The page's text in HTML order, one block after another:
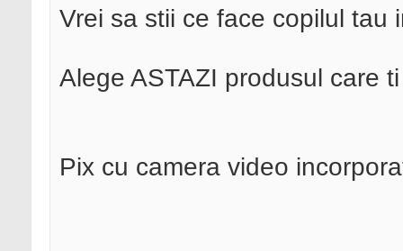
Vrei sa stii ce face copilul tau
Alege ASTAZI produsul care
Pix cu camera video